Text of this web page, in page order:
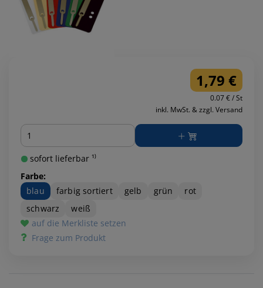
1,79 €
0.07 € / St
inkl. MwSt. & zzgl. Versand
Menge
sofort lieferbar ¹⁾
Farbe:
blau
farbig sortiert gelb grün
rot
schwarz
weiß
auf die Merkliste setzen
Frage zum Produkt